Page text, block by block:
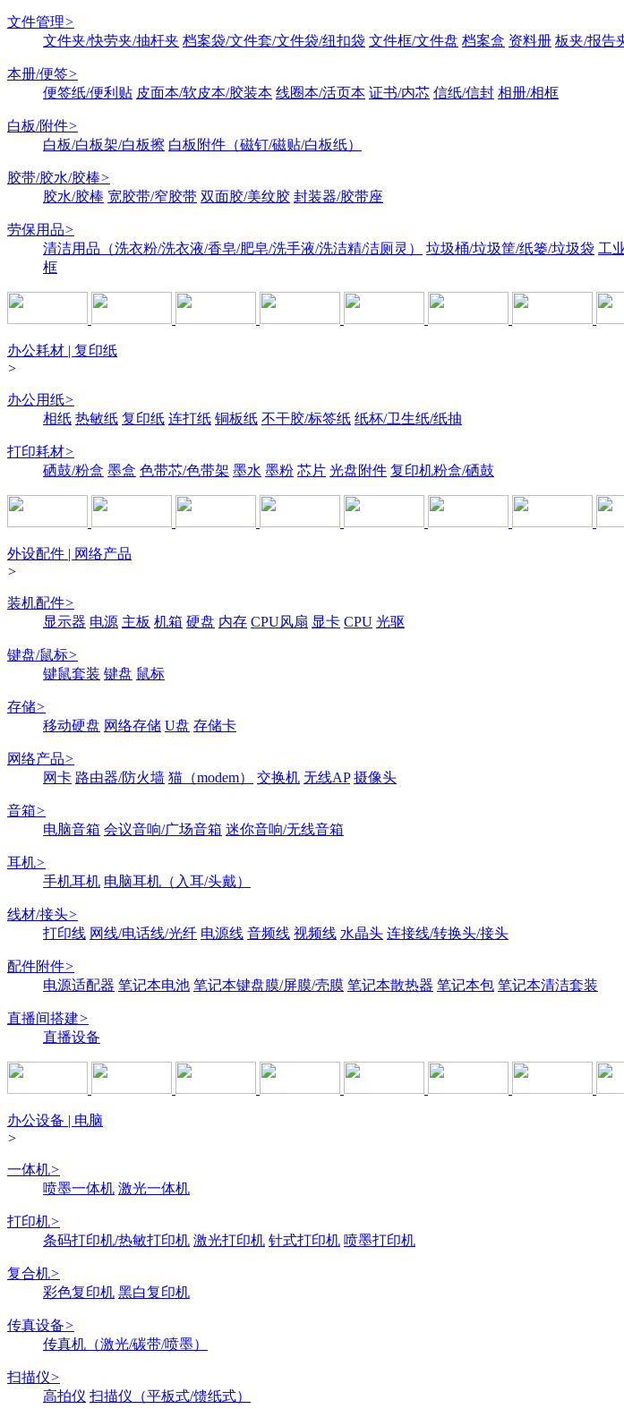
文件管理>
文件夹/快劳夹/抽杆夹 档案袋/文件套/文件袋/纽扣袋 文件框/文件盘 档案盒 资料册 板夹/报告
本册/便签>
便签纸/便利贴 皮面本/软皮本/胶装本 线圈本/活页本 证书/内芯 信纸/信封 相册/相框
白板/附件>
白板/白板架/白板擦 白板附件（磁钉/磁贴/白板纸）
胶带/胶水/胶棒>
胶水/胶棒 宽胶带/窄胶带 双面胶/美纹胶 封装器/胶带座
劳保用品>
清洁用品（洗衣粉/洗衣液/香皂/肥皂/洗手液/洗洁精/洁厕灵）
垃圾桶/垃圾筐/纸篓/垃圾袋 工
框
办公耗材 | 复印纸
>
办公用纸>
相纸 热敏纸 复印纸 连打纸 铜板纸 不干胶/标签纸 纸杯/卫生纸/纸抽
打印耗材>
硒鼓/粉盒 墨盒 色带芯/色带架 墨水 墨粉 芯片 光盘附件 复印机粉盒/硒鼓
外设配件 | 网络产品
>
装机配件>
显示器 电源 主板 机箱 硬盘 内存 CPU风扇 显卡 CPU 光驱
键盘/鼠标>
键鼠套装 键盘 鼠标
存储>
移动硬盘 网络存储 U盘 存储卡
网络产品>
网卡 路由器/防火墙 猫（modem） 交换机 无线AP 摄像头
音箱>
电脑音箱 会议音响/广场音箱 迷你音响/无线音箱
耳机>
手机耳机 电脑耳机（入耳/头戴）
线材/接头>
打印线 网线/电话线/光纤 电源线 音频线 视频线 水晶头 连接线/转换头/接头
配件附件>
电源适配器 笔记本电池 笔记本键盘膜/屏膜/壳膜 笔记本散热器 笔记本包 笔记本清洁套装
直播间搭建>
直播设备
办公设备 | 电脑
>
一体机>
喷墨一体机 激光一体机
打印机>
条码打印机/热敏打印机 激光打印机 针式打印机 喷墨打印机
复合机>
彩色复印机 黑白复印机
传真设备>
传真机（激光/碳带/喷墨）
扫描仪>
高拍仪 扫描仪（平板式/馈纸式）